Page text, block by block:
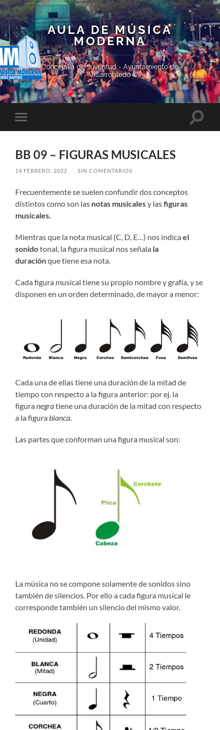
AULA DE MÚSICA
MODERNA
Concejalía de Juventud - Ayuntamiento de
Villarrobledo
el
móvil
BB 09 – FIGURAS MUSICALES
14 FEBRERO, 2022 / SIN COMENTARIOS
Frecuentemente se suelen confundir dos conceptos
distintos como son las notas musicalesy lasfiguras
musicales.
Mientras que la nota musical (C, D, E…) nos indicael
sonidotonal, la figura musical nos señala la
duraciónque tiene esa nota.
Cada figura musical tiene su propio nombre y grafía, y se
disponen en un orden determinado, de mayor a menor:
Cada una de ellas tiene una duración de la mitad de
tiempo con respecto a la figura anterior: por ej. la
figuranegratiene una duración de la mitad con respecto
a la figurablanca.
Las partes que conforman una figura musical son:
La música no se compone solamente de sonidos sino
también de silencios. Por ello a cada figura musical le
corresponde también un silencio del mismo valor.